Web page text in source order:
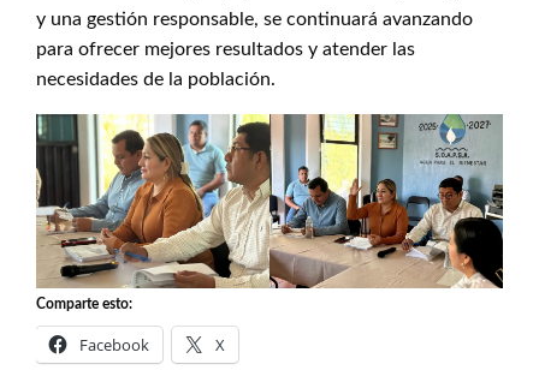
y una gestión responsable, se continuará avanzando
para ofrecer mejores resultados y atender las
necesidades de la población.
Comparte esto:
Facebook X